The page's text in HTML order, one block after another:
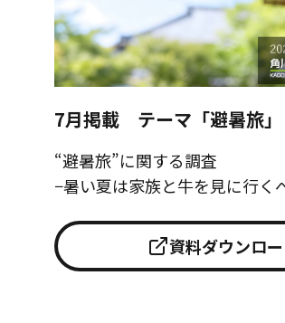
7月掲載 テーマ「避暑旅」
“避暑旅”に関する調査
−暑い夏は家族と牛を見に行く
資料ダウンロ